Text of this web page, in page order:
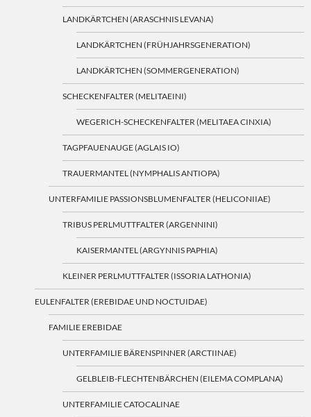
LANDKÄRTCHEN (ARASCHNIS LEVANA)
LANDKÄRTCHEN (FRÜHJAHRSGENERATION)
LANDKÄRTCHEN (SOMMERGENERATION)
SCHECKENFALTER (MELITAEINI)
WEGERICH-SCHECKENFALTER (MELITAEA CINXIA)
TAGPFAUENAUGE (AGLAIS IO)
TRAUERMANTEL (NYMPHALIS ANTIOPA)
UNTERFAMILIE PASSIONSBLUMENFALTER (HELICONIIAE)
TRIBUS PERLMUTTFALTER (ARGENNINI)
KAISERMANTEL (ARGYNNIS PAPHIA)
KLEINER PERLMUTTFALTER (ISSORIA LATHONIA)
EULENFALTER (EREBIDAE UND NOCTUIDAE)
FAMILIE EREBIDAE
UNTERFAMILIE BÄRENSPINNER (ARCTIINAE)
GELBLEIB-FLECHTENBÄRCHEN (EILEMA COMPLANA)
UNTERFAMILIE CATOCALINAE